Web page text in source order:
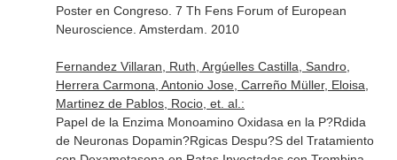
Poster en Congreso. 7 Th Fens Forum of European
Neuroscience. Amsterdam. 2010
Fernandez Villaran, Ruth, Argúelles Castilla, Sandro,
Herrera Carmona, Antonio Jose, Carreño Müller, Eloisa,
Martinez de Pablos, Rocio, et. al.:
Papel de la Enzima Monoamino Oxidasa en la P?Rdida
de Neuronas Dopamin?Rgicas Despu?S del Tratamiento